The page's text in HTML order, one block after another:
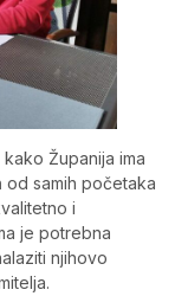
kako Županija ima
od samih početaka
i
je potrebna
njihovo